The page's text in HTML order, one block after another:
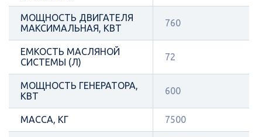
МОЩНОСТЬ ДВИГАТЕЛЯ
МАКСИМАЛЬНАЯ, КВТ
760
ЕМКОСТЬ МАСЛЯНОЙ
СИСТЕМЫ (Л)
72
МОЩНОСТЬ ГЕНЕРАТОРА,
КВТ
600
МАССА, КГ 7500